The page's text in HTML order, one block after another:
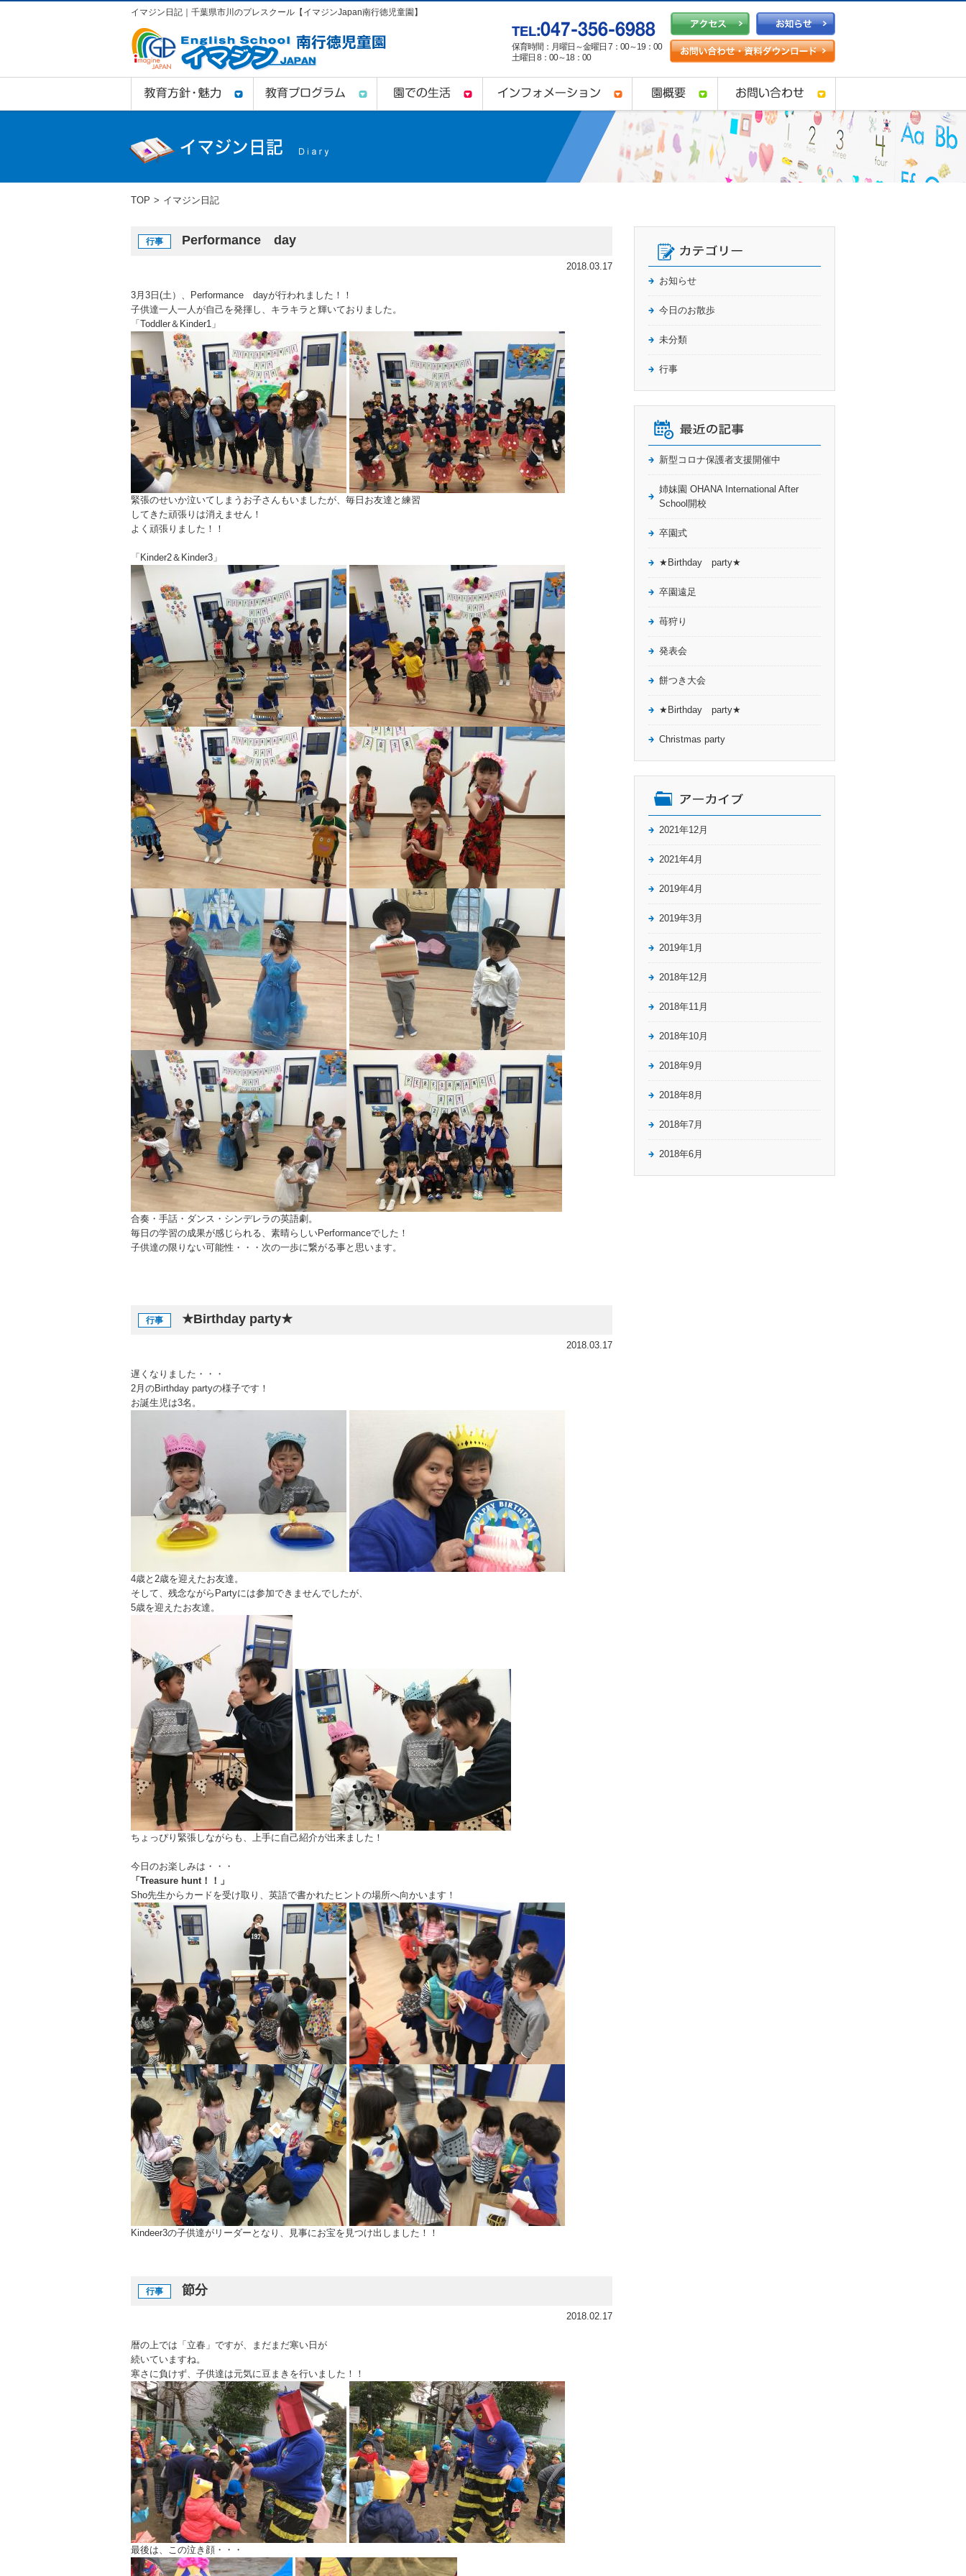
イマジン日記｜千葉県市川のプレスクール【イマジンJapan南行徳児童園】
保育時間：月曜日～金曜日 7：00～19：00
土曜日 8：00～18：00
TOP イマジン日記
行事 Performance day
2018.03.17
3月3日(土）、Performance dayが行われました！！
子供達一人一人が自己を発揮し、キラキラと輝いておりました。
「Toddler＆Kinder1」
緊張のせいか泣いてしまうお子さんもいましたが、毎日お友達と練習
してきた頑張りは消えません！
よく頑張りました！！
「Kinder2＆Kinder3」
合奏・手話・ダンス・シンデレラの英語劇。
毎日の学習の成果が感じられる、素晴らしいPerformanceでした！
子供達の限りない可能性・・・次の一歩に繋がる事と思います。
行事 ★Birthday party★
2018.03.17
遅くなりました・・・
2月のBirthday partyの様子です！
お誕生児は3名。
4歳と2歳を迎えたお友達。
そして、残念ながらPartyには参加できませんでしたが、
5歳を迎えたお友達。
ちょっぴり緊張しながらも、上手に自己紹介が出来ました！
今日のお楽しみは・・・
「Treasure hunt！！」
Sho先生からカードを受け取り、英語で書かれたヒントの場所へ向かいます！
Kindeer3の子供達がリーダーとなり、見事にお宝を見つけ出しました！！
行事 節分
2018.02.17
暦の上では「立春」ですが、まだまだ寒い日が
続いていますね。
寒さに負けず、子供達は元気に豆まきを行いました！！
最後は、この泣き顔・・・
お知らせ
今日のお散歩
未分類
行事
新型コロナ保護者支援開催中
姉妹園 OHANA International After
School開校
卒園式
★Birthday party★
卒園遠足
苺狩り
発表会
餅つき大会
★Birthday party★
Christmas party
2021年12月
2021年4月
2019年4月
2019年3月
2019年1月
2018年12月
2018年11月
2018年10月
2018年9月
2018年8月
2018年7月
2018年6月